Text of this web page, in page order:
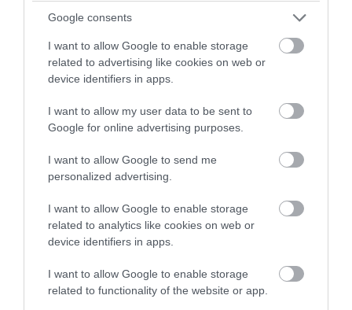
Google consents
I want to allow Google to enable storage
related to advertising like cookies on web or
device identifiers in apps.
I want to allow my user data to be sent to
Google for online advertising purposes.
I want to allow Google to send me
personalized advertising.
I want to allow Google to enable storage
related to analytics like cookies on web or
device identifiers in apps.
I want to allow Google to enable storage
related to functionality of the website or app.
γυναίκα στον Βόλο μπροστά στα μάτια
ασθενών: «Θα σε γ@μ@σω καρι@@α»
(φωτογραφίες)